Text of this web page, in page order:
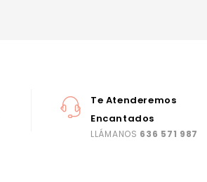
Te Atenderemos
Encantados
LLÁMANOS 636 571 987